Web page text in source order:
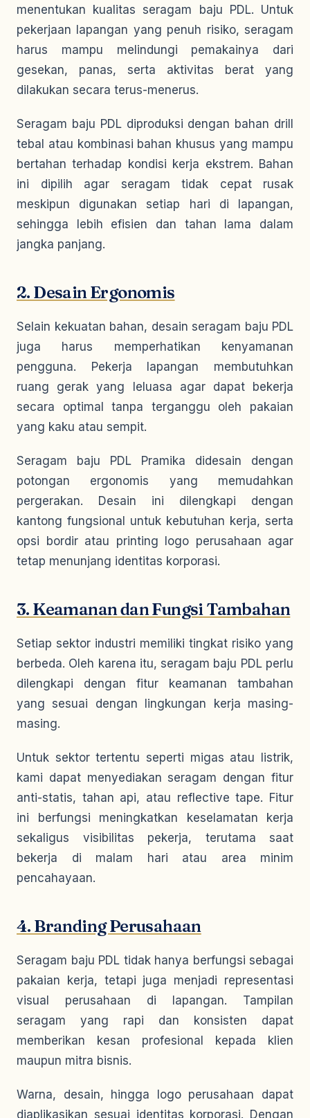
menentukan kualitas seragam baju PDL. Untuk
pekerjaan lapangan yang penuh risiko, seragam
harus mampu melindungi pemakainya dari
gesekan, panas, serta aktivitas berat yang
dilakukan secara terus-menerus.
Seragam baju PDL diproduksi dengan bahan drill
tebal atau kombinasi bahan khusus yang mampu
bertahan terhadap kondisi kerja ekstrem. Bahan
ini dipilih agar seragam tidak cepat rusak
meskipun digunakan setiap hari di lapangan,
sehingga lebih efisien dan tahan lama dalam
jangka panjang.
2. Desain Ergonomis
Selain kekuatan bahan, desain seragam baju PDL
juga harus memperhatikan kenyamanan
pengguna. Pekerja lapangan membutuhkan
ruang gerak yang leluasa agar dapat bekerja
secara optimal tanpa terganggu oleh pakaian
yang kaku atau sempit.
Seragam baju PDL Pramika didesain dengan
potongan ergonomis yang memudahkan
pergerakan. Desain ini dilengkapi dengan
kantong fungsional untuk kebutuhan kerja, serta
opsi bordir atau printing logo perusahaan agar
tetap menunjang identitas korporasi.
3. Keamanan dan Fungsi Tambahan
Setiap sektor industri memiliki tingkat risiko yang
berbeda. Oleh karena itu, seragam baju PDL perlu
dilengkapi dengan fitur keamanan tambahan
yang sesuai dengan lingkungan kerja masing-
masing.
Untuk sektor tertentu seperti migas atau listrik,
kami dapat menyediakan seragam dengan fitur
anti-statis, tahan api, atau reflective tape. Fitur
ini berfungsi meningkatkan keselamatan kerja
sekaligus visibilitas pekerja, terutama saat
bekerja di malam hari atau area minim
pencahayaan.
4. Branding Perusahaan
Seragam baju PDL tidak hanya berfungsi sebagai
pakaian kerja, tetapi juga menjadi representasi
visual perusahaan di lapangan. Tampilan
seragam yang rapi dan konsisten dapat
memberikan kesan profesional kepada klien
maupun mitra bisnis.
Warna, desain, hingga logo perusahaan dapat
diaplikasikan sesuai identitas korporasi. Dengan